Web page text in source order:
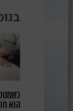
הוא